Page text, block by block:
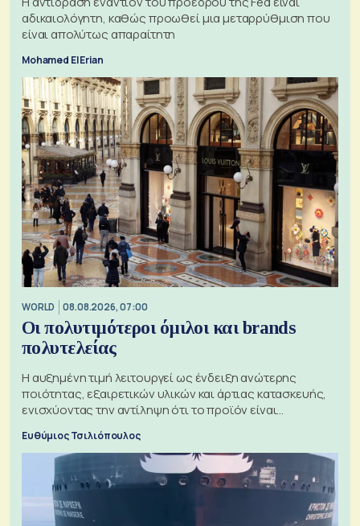
αδικαιολόγητη, καθώς προωθεί μια μεταρρύθμιση που
είναι απολύτως απαραίτητη
Mohamed El Erian
WORLD 08.08.2026, 07:00
Οι πολυτιμότεροι όμιλοι και brands
πολυτελείας
Η αυξημένη τιμή λειτουργεί ως ένδειξη ανώτερης
ποιότητας, εξαιρετικών υλικών και άρτιας κατασκευής,
ενισχύοντας την αντίληψη ότι το προϊόν είναι
ξεχωριστό
Ευθύμιος Τσιλιόπουλος